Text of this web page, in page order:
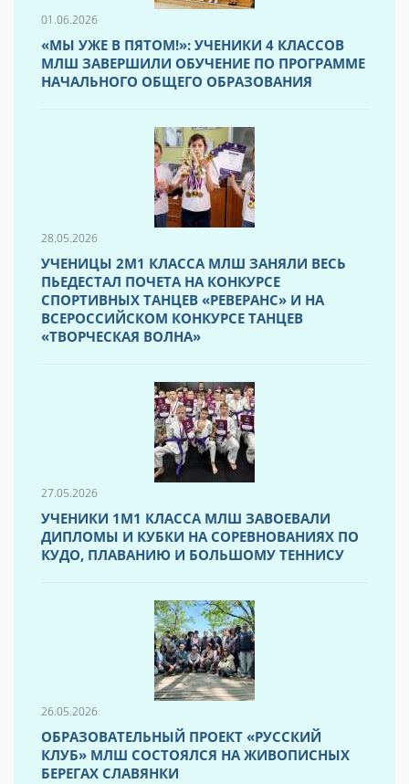
01.06.2026
«МЫ УЖЕ В ПЯТОМ!»: УЧЕНИКИ 4 КЛАССОВ
МЛШ ЗАВЕРШИЛИ ОБУЧЕНИЕ ПО ПРОГРАММЕ
НАЧАЛЬНОГО ОБЩЕГО ОБРАЗОВАНИЯ
28.05.2026
УЧЕНИЦЫ 2М1 КЛАССА МЛШ ЗАНЯЛИ ВЕСЬ
ПЬЕДЕСТАЛ ПОЧЕТА НА КОНКУРСЕ
СПОРТИВНЫХ ТАНЦЕВ «РЕВЕРАНС» И НА
ВСЕРОССИЙСКОМ КОНКУРСЕ ТАНЦЕВ
«ТВОРЧЕСКАЯ ВОЛНА»
27.05.2026
УЧЕНИКИ 1М1 КЛАССА МЛШ ЗАВОЕВАЛИ
ДИПЛОМЫ И КУБКИ НА СОРЕВНОВАНИЯХ ПО
КУДО, ПЛАВАНИЮ И БОЛЬШОМУ ТЕННИСУ
26.05.2026
ОБРАЗОВАТЕЛЬНЫЙ ПРОЕКТ «РУССКИЙ
КЛУБ» МЛШ СОСТОЯЛСЯ НА ЖИВОПИСНЫХ
БЕРЕГАХ СЛАВЯНКИ